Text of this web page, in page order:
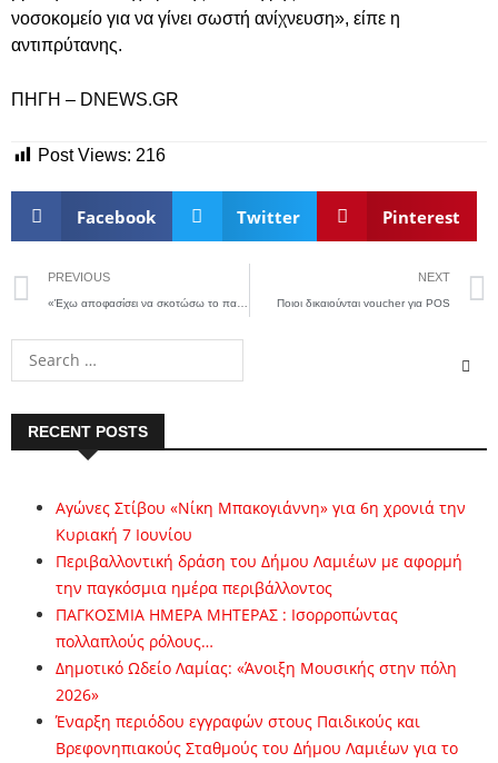
νοσοκομείο για να γίνει σωστή ανίχνευση», είπε η
αντιπρύτανης.
ΠΗΓΗ – DNEWS.GR
Post Views: 216
Facebook Twitter Pinterest
PREVIOUS NEXT
Ποιοι δικαιούνται voucher για POS
RECENT POSTS
Αγώνες Στίβου «Νίκη Μπακογιάννη» για 6η χρονιά την
Κυριακή 7 Ιουνίου
Περιβαλλοντική δράση του Δήμου Λαμιέων με αφορμή
την παγκόσμια ημέρα περιβάλλοντος
ΠΑΓΚΟΣΜΙΑ ΗΜΕΡΑ ΜΗΤΕΡΑΣ : Ισορροπώντας
πολλαπλούς ρόλους…
Δημοτικό Ωδείο Λαμίας: «Άνοιξη Μουσικής στην πόλη
2026»
Έναρξη περιόδου εγγραφών στους Παιδικούς και
Βρεφονηπιακούς Σταθμούς του Δήμου Λαμιέων για το